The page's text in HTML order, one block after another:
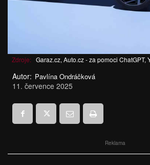
Zdroje: Garaz.cz, Auto.cz - za pomoci ChatGPT,
Autor: Pavlína Ondráčková
11. července 2025
Reklama